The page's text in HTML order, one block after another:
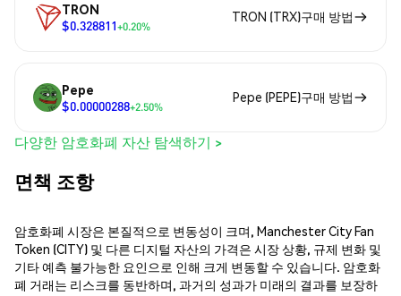
TRON
$0.328811+0.20%
TRON (TRX)구매 방법
Pepe
$0.00000288+2.50%
Pepe (PEPE)구매 방법
다양한 암호화폐 자산 탐색하기 >
면책 조항
암호화폐 시장은 본질적으로 변동성이 크며, Manchester City Fan
Token (CITY) 및 다른 디지털 자산의 가격은 시장 상황, 규제 변화 및
기타 예측 불가능한 요인으로 인해 크게 변동할 수 있습니다. 암호화
폐 거래는 리스크를 동반하며, 과거의 성과가 미래의 결과를 보장하